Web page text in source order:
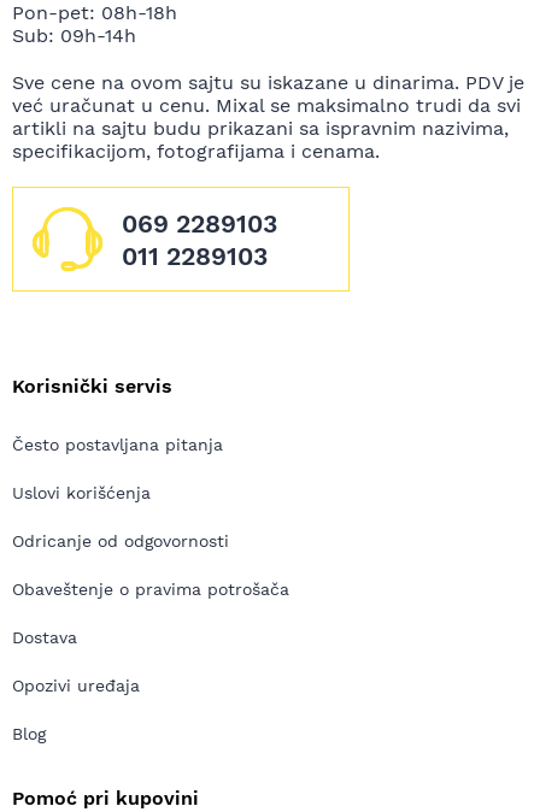
Pon-pet: 08h-18h
Sub: 09h-14h
Sve cene na ovom sajtu su iskazane u dinarima. PDV je
već uračunat u cenu. Mixal se maksimalno trudi da svi
artikli na sajtu budu prikazani sa ispravnim nazivima,
specifikacijom, fotografijama i cenama.
069 2289103
011 2289103
Korisnički servis
Često postavljana pitanja
Uslovi korišćenja
Odricanje od odgovornosti
Obaveštenje o pravima potrošača
Dostava
Opozivi uređaja
Blog
Pomoć pri kupovini